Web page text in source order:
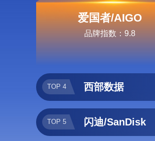
爱国者/AIGO
品牌指数：9.8
TOP 4 西部数据
TOP 5 闪迪/SanDisk